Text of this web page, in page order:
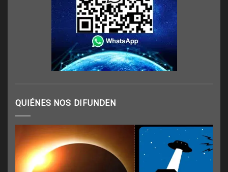
QUIÉNES NOS DIFUNDEN